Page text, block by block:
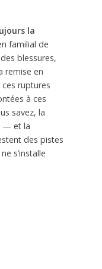
la
familial de
blessures,
remise en
ruptures
à ces
savez, la
— et la
des pistes
s’installe